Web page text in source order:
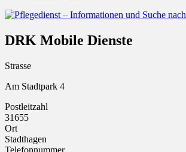
DRK Mobile Dienste
Strasse
Am Stadtpark 4
Postleitzahl
31655
Ort
Stadthagen
Telefonnummer